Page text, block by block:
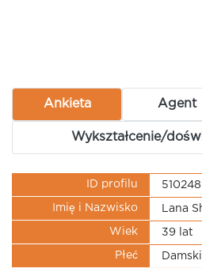
Ankieta Agent
Wykształcenie/
ID profilu 510248
Imię i Nazwisko Lana
Wiek 39 lat
Płeć Damski